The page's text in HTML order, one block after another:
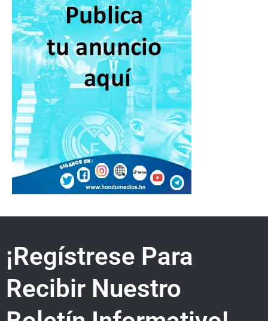
¡Regístrese Para
Recibir Nuestro